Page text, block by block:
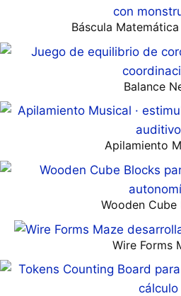
Báscula
Balance
Apilamiento
Wooden Cube
Wire Forms